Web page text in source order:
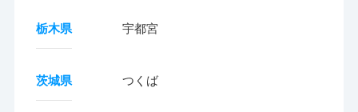
栃木県 宇都宮
茨城県 つくば